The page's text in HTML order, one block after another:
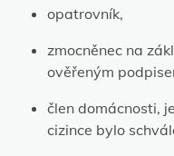
opatrovník,
zmocněnec na
ověřeným
člen domácnosti,
cizince bylo